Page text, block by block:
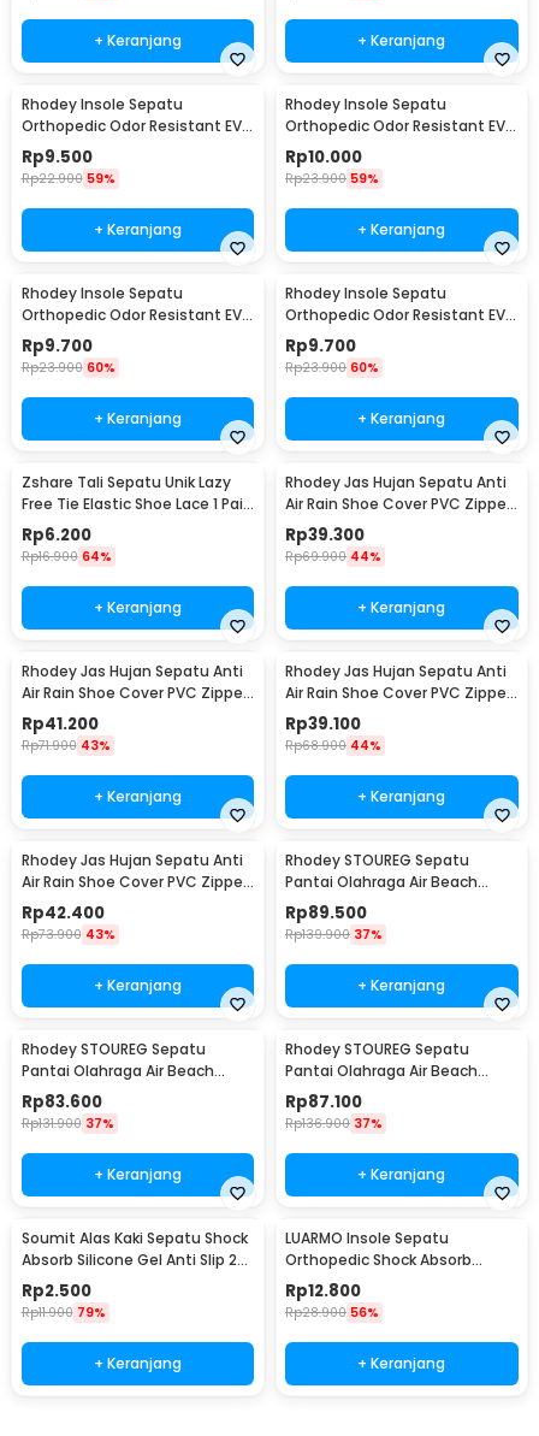
+ Keranjang + Keranjang
Rhodey Insole Sepatu
Orthopedic Odor Resistant EVA
Foam 39 - Y3Y27
Rp9.500
Rp22.900 59%
+ Keranjang
Rhodey Insole Sepatu
Orthopedic Odor Resistant EVA
Foam 40 - Y3Y27
Rp10.000
Rp23.900 59%
+ Keranjang
Rhodey Insole Sepatu
Orthopedic Odor Resistant EVA
Foam 41 - Y3Y27
Rp9.700
Rp23.900 60%
+ Keranjang
Rhodey Insole Sepatu
Orthopedic Odor Resistant EVA
Foam 42 - Y3Y27
Rp9.700
Rp23.900 60%
+ Keranjang
Zshare Tali Sepatu Unik Lazy
Free Tie Elastic Shoe Lace 1 Pair
- T10
Rp6.200
Rp16.900 64%
+ Keranjang
Rhodey Jas Hujan Sepatu Anti
Air Rain Shoe Cover PVC Zipper
Reflector XL - H-212
Rp39.300
Rp69.900 44%
+ Keranjang
Rhodey Jas Hujan Sepatu Anti
Air Rain Shoe Cover PVC Zipper
Reflector S - H-212
Rp41.200
Rp71.900 43%
+ Keranjang
Rhodey Jas Hujan Sepatu Anti
Air Rain Shoe Cover PVC Zipper
Reflector M - H-212
Rp39.100
Rp68.900 44%
+ Keranjang
Rhodey Jas Hujan Sepatu Anti
Air Rain Shoe Cover PVC Zipper
Reflector L - H-212
Rp42.400
Rp73.900 43%
+ Keranjang
Rhodey STOUREG Sepatu
Pantai Olahraga Air Beach
Shoes 42 - 6688
Rp89.500
Rp139.900 37%
+ Keranjang
Rhodey STOUREG Sepatu
Pantai Olahraga Air Beach
Shoes 43 - 6688
Rp83.600
Rp131.900 37%
+ Keranjang
Rhodey STOUREG Sepatu
Pantai Olahraga Air Beach
Shoes 44 - 6688
Rp87.100
Rp136.900 37%
+ Keranjang
Soumit Alas Kaki Sepatu Shock
Absorb Silicone Gel Anti Slip 2
PCS - MJ003
Rp2.500
Rp11.900 79%
+ Keranjang
LUARMO Insole Sepatu
Orthopedic Shock Absorb
Cushioned EVA Foam M - L3
Rp12.800
Rp28.900 56%
+ Keranjang